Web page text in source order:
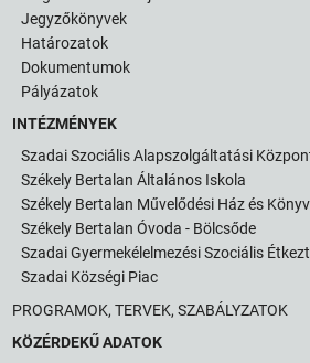
Jegyzőkönyvek
Határozatok
Dokumentumok
Pályázatok
INTÉZMÉNYEK
Szadai Szociális Alapszolgáltatási
Székely Bertalan Általános Iskola
Székely Bertalan Művelődési Ház és
Székely Bertalan Óvoda - Bölcsőde
Szadai Gyermekélelmezési Szociális
Szadai Községi Piac
PROGRAMOK, TERVEK, SZABÁLYZATOK
KÖZÉRDEKŰ ADATOK